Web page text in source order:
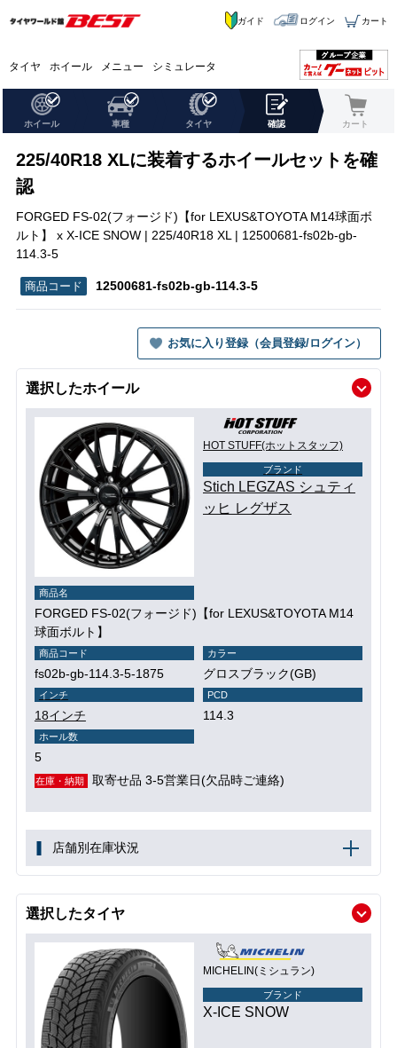
タイヤ ホイール メニュー シミュレータ
ガイド ログイン カート
ホイール 車種 タイヤ 確認 カート
225/40R18 XLに装着するホイールセットを確
認
FORGED FS-02(フォージド)【for LEXUS&TOYOTA M14球面ボ
ルト】 x X-ICE SNOW | 225/40R18 XL | 12500681-fs02b-gb-
114.3-5
12500681-fs02b-gb-114.3-5
お気に入り登録（会員登録/ログイン）
選択したホイール
HOT STUFF(ホットスタッフ)
ブランド
Stich LEGZAS シュティ
ッヒ レグザス
商品名
FORGED FS-02(フォージド)【for LEXUS&TOYOTA M14
球面ボルト】
商品コード
fs02b-gb-114.3-5-1875
カラー
グロスブラック(GB)
インチ
18インチ
PCD
114.3
ホール数
5
在庫・納期 取寄せ品 3-5営業日(欠品時ご連絡)
店舗別在庫状況
選択したタイヤ
MICHELIN(ミシュラン)
ブランド
X-ICE SNOW